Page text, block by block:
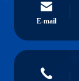
E-mail